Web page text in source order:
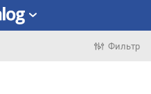
Фильтр